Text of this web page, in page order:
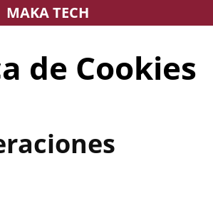
MAKA TECH
de Cookies